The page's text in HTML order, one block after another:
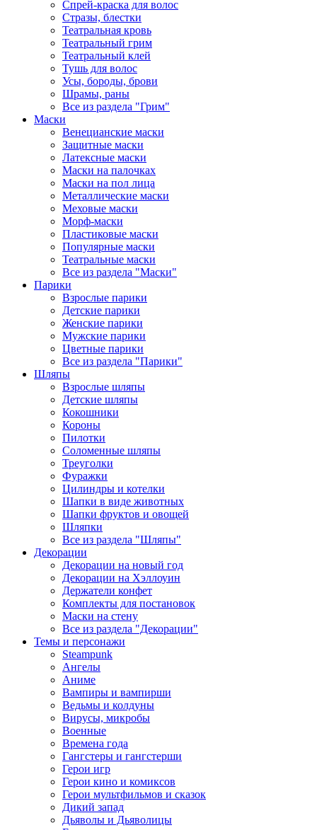
Спрей-краска для волос
Стразы, блестки
Театральная кровь
Театральный грим
Театральный клей
Тушь для волос
Усы, бороды, брови
Шрамы, раны
Все из раздела "Грим"
Маски
Венецианские маски
Защитные маски
Латексные маски
Маски на палочках
Маски на пол лица
Металлические маски
Меховые маски
Морф-маски
Пластиковые маски
Популярные маски
Театральные маски
Все из раздела "Маски"
Парики
Взрослые парики
Детские парики
Женские парики
Мужские парики
Цветные парики
Все из раздела "Парики"
Шляпы
Взрослые шляпы
Детские шляпы
Кокошники
Короны
Пилотки
Соломенные шляпы
Треуголки
Фуражки
Цилиндры и котелки
Шапки в виде животных
Шапки фруктов и овощей
Шляпки
Все из раздела "Шляпы"
Декорации
Декорации на новый год
Декорации на Хэллоуин
Держатели конфет
Комплекты для постановок
Маски на стену
Все из раздела "Декорации"
Темы и персонажи
Steampunk
Ангелы
Аниме
Вампиры и вампирши
Ведьмы и колдуны
Вирусы, микробы
Военные
Времена года
Гангстеры и гангстерши
Герои игр
Герои кино и комиксов
Герои мультфильмов и сказок
Дикий запад
Дьяволы и Дьяволицы